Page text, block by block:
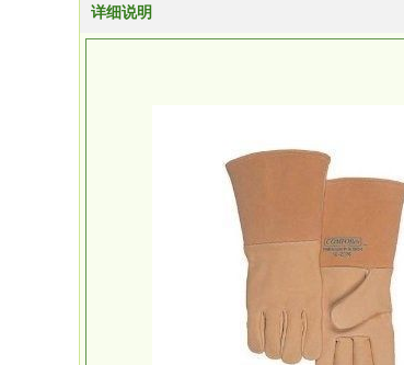
详细说明